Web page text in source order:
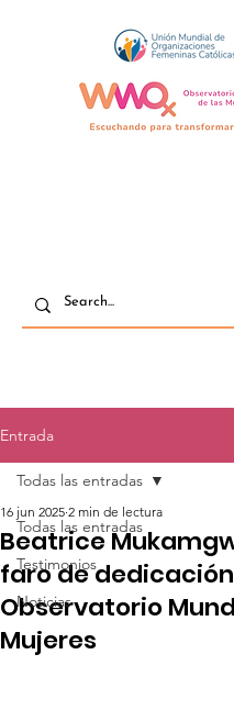
Entrada
Todas las entradas
Testimonios
Noticias
Todas las entradas
Beatrice
faro de
Observatorio
Mujeres
16 jun 2025 2 min de lectura